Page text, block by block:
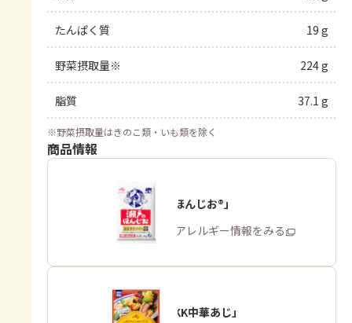
たんぱく質 19 g
野菜摂取量※ 224 g
脂質 37.1 g
※野菜摂取量はきのこ類・いも類を除く
商品情報
「瀬戸のほんじお®」
商品・アレルギー情報をみる
「味の素KK中華あじ」